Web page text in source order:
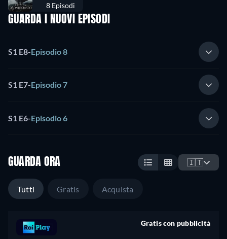
8 Episodi
GUARDA I NUOVI EPISODI
S1 E8-Episodio 8
S1 E7-Episodio 7
S1 E6-Episodio 6
GUARDA ORA 🇮🇹
Tutti Gratis Acquista
Gratis con pubblicità